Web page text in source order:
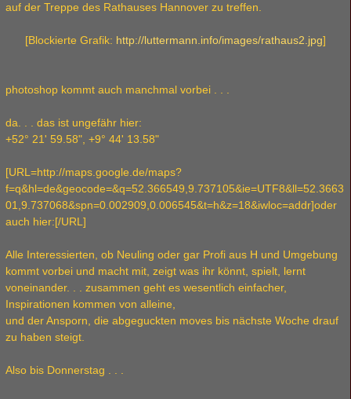
auf der Treppe des Rathauses Hannover zu treffen.
[Blockierte Grafik: http://luttermann.info/images/rathaus2.jpg]
photoshop kommt auch manchmal vorbei . . .
da. . . das ist ungefähr hier:
+52° 21' 59.58", +9° 44' 13.58"
[URL=http://maps.google.de/maps?
f=q&hl=de&geocode=&q=52.366549,9.737105&ie=UTF8&ll=52.3663
01,9.737068&spn=0.002909,0.006545&t=h&z=18&iwloc=addr]oder
auch hier:[/URL]
Alle Interessierten, ob Neuling oder gar Profi aus H und Umgebung
kommt vorbei und macht mit, zeigt was ihr könnt, spielt, lernt
voneinander. . . zusammen geht es wesentlich einfacher,
Inspirationen kommen von alleine,
und der Ansporn, die abgeguckten moves bis nächste Woche drauf
zu haben steigt.
Also bis Donnerstag . . .